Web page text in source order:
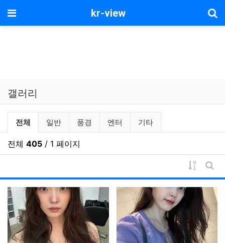
메뉴 kr-view
갤러리
갤러리 분류 목록
전체 일반 풍경 엔터 기타
전체 405 / 1 페이지
게시물
게